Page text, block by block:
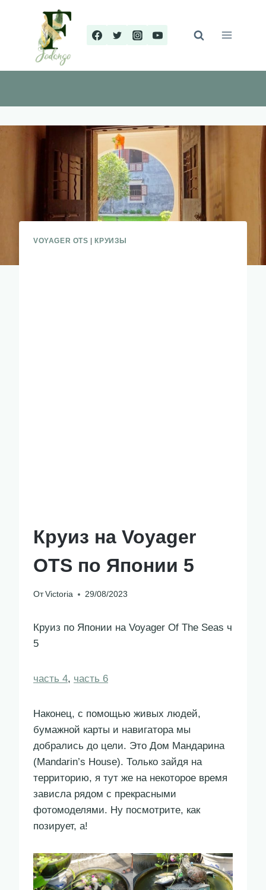
содержимому
VOYAGER OTS КРУИЗЫ
Круиз на Voyager
OTS по Японии 5
От Victoria 29/08/2023
Круиз по Японии на Voyager Of The Seas ч
5
часть 4, часть 6
Наконец, с помощью живых людей,
бумажной карты и навигатора мы
добрались до цели. Это Дом Мандарина
(Mandarin’s House). Только зайдя на
территорию, я тут же на некоторое время
зависла рядом с прекрасными
фотомоделями. Ну посмотрите, как
позирует, а!